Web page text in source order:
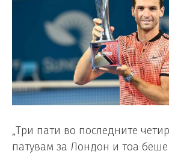
„Три пати во последните
патувам за Лондон и тоа